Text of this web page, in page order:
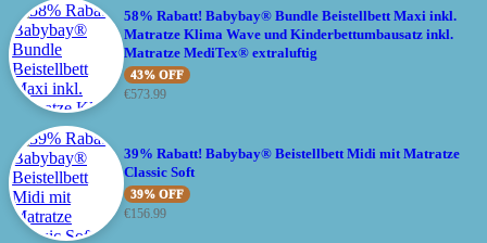
58% Rabatt! Babybay® Bundle Beistellbett Maxi inkl.
Matratze Klima Wave und Kinderbettumbausatz inkl.
Matratze MediTex® extraluftig
43% OFF
€573.99
39% Rabatt! Babybay® Beistellbett Midi mit Matratze
Classic Soft
39% OFF
€156.99